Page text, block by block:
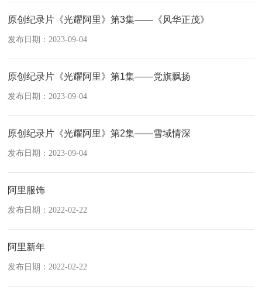
原创纪录片《光耀阿里》第3集——《风华正茂》
发布日期：2023-09-04
原创纪录片《光耀阿里》第1集——党旗飘扬
发布日期：2023-09-04
原创纪录片《光耀阿里》第2集——雪域情深
发布日期：2023-09-04
阿里服饰
发布日期：2022-02-22
阿里新年
发布日期：2022-02-22